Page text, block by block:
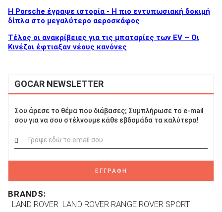
H Porsche έγραψε ιστορία - H πιο εντυπωσιακή δοκιμή
δίπλα στο μεγαλύτερο αεροσκάφος
Τέλος οι ανακρίβειες για τις μπαταρίες των EV – Οι
Κινέζοι έφτιαξαν νέους κανόνες
GOCAR NEWSLETTER
Σου άρεσε το θέμα που διάβασες; Συμπλήρωσε το e-mail
σου για να σου στέλνουμε κάθε εβδομάδα τα καλύτερα!
ΕΓΓΡΑΦΗ
BRANDS:
LAND ROVER LAND ROVER RANGE ROVER SPORT